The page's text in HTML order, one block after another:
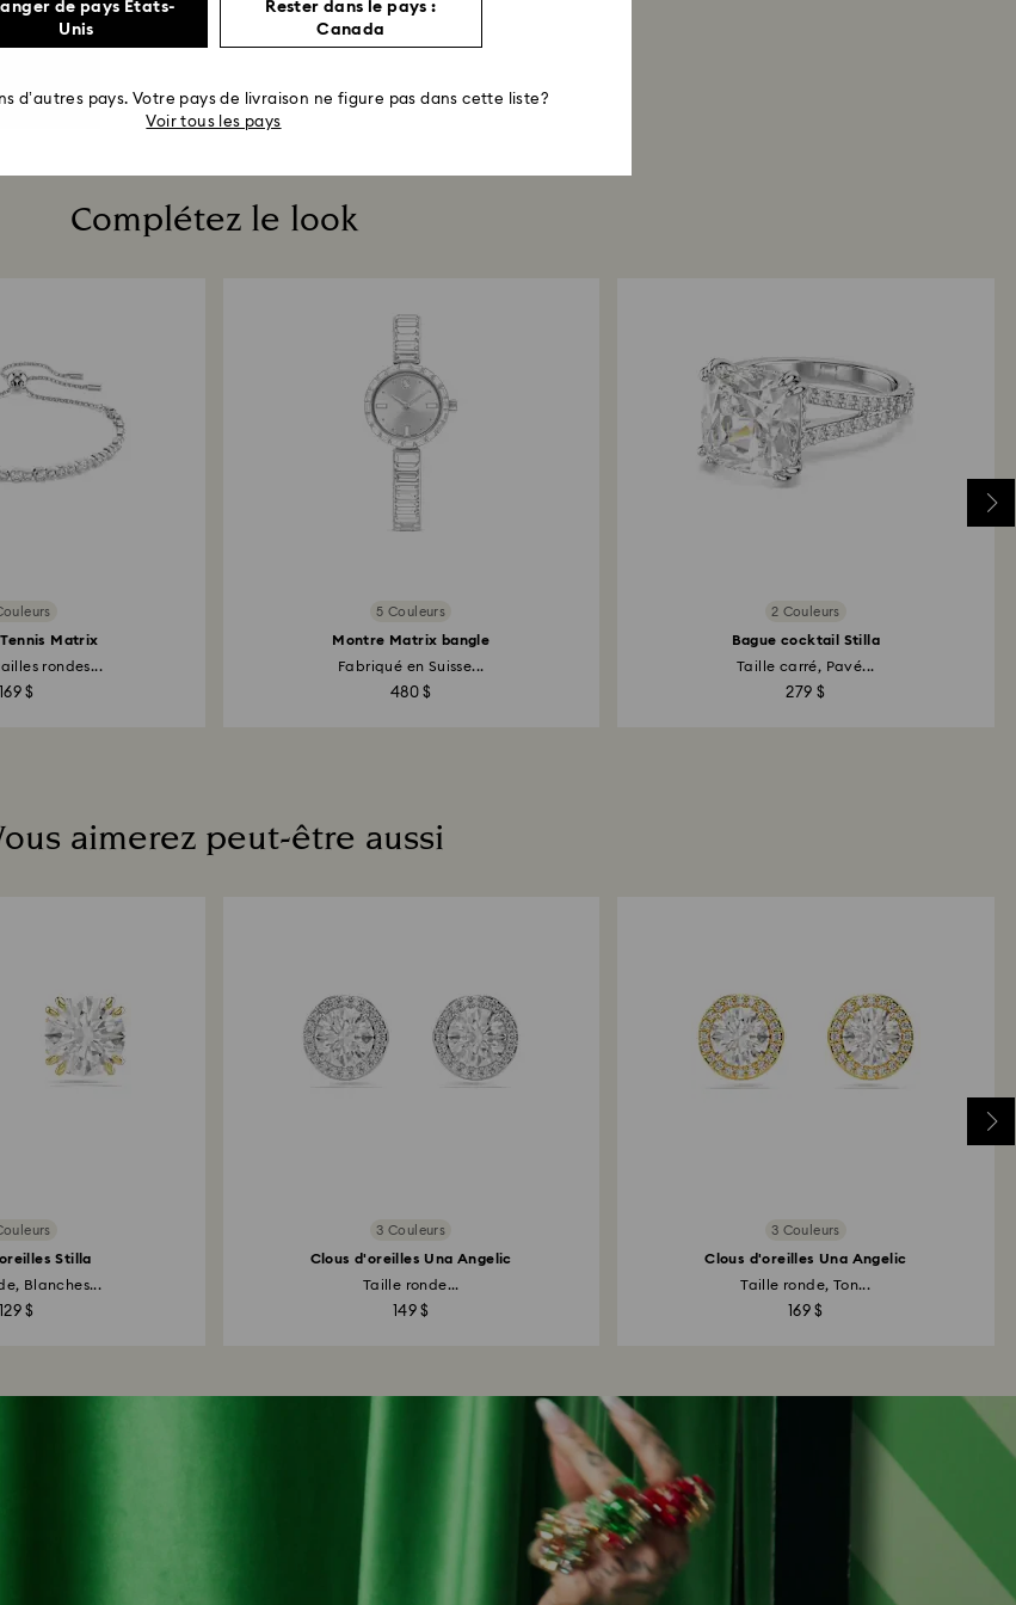
Complétez le look
Matrix
rondes...
169 $
5 Couleurs
Montre Matrix bangle
Fabriqué en Suisse...
480 $
2 Couleurs
Bague cocktail Stilla
Taille carré, Pavé...
279 $
aimerez peut-être aussi
Stilla
Blanches...
129 $
3 Couleurs
Clous d'oreilles Una Angelic
Taille ronde...
149 $
3 Couleurs
Clous d'oreilles Una Angelic
Taille ronde, Ton...
169 $
de pays États-
Unis
Rester dans le pays :
Canada
d’autres pays. Votre pays de livraison ne figure pas dans cette liste?
Voir tous les pays